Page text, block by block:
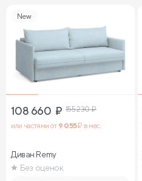
New
108 660 ₽ 155 230₽
или частями от 9 055₽ в мес.
Диван Remy
Без оценок